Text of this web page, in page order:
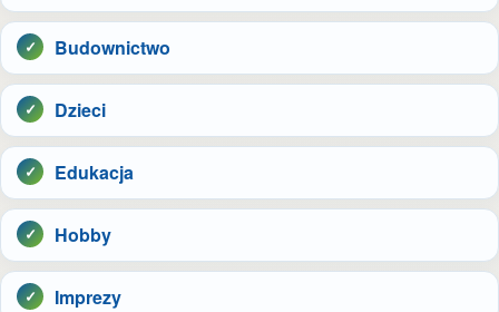
Budownictwo
Dzieci
Edukacja
Hobby
Imprezy